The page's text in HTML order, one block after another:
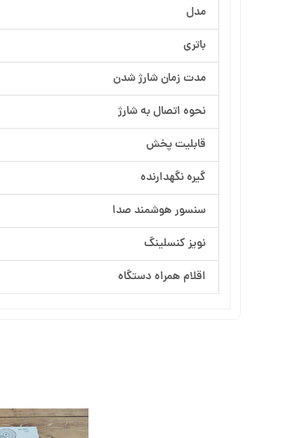
مدل
باتری
مدت زمان شارژ شدن
نحوه اتصال به شارژ
قابلیت پخش
گیره نگهدارنده
سنسور هوشمند صدا
نویز کنسلینگ
اقلام همراه دستگاه